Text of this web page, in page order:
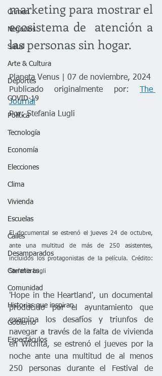
Crimen
Negocios
Salud
Arte & Cultura
Deportes
COVID-19
Política
Tecnología
Economía
Elecciones
Clima
Vivienda
Escuelas
Calles
Desamparados
Carreteras
Comunidad
Historias que inspiran
Gobierno
Espectáculos
marketing para mostrar el
ecosistema de  atención a
las personas sin hogar.
Planeta Venus | 07 de noviembre, 2024
Publicado originalmente por:
The
Journal
Por: Stefania Lugli
El documental se estrenó el jueves 24 de octubre,
ante una multitud de más de 250 asistentes,
incluidos los protagonistas de la película. Crédito:
Stefania Lugli
'Hope in the Heartland', un documental
producido por el ayuntamiento que
examina los desafíos y triunfos de
navegar a través de la falta de vivienda
en Wichita, se estrenó el jueves por la
noche ante una multitud de al menos
250 personas durante el Festival de